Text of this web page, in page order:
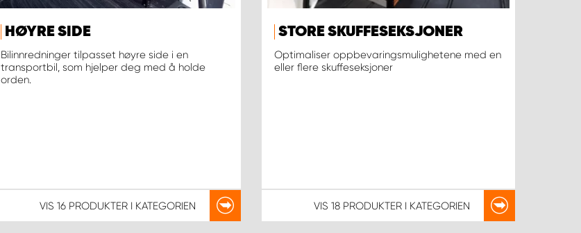
HØYRE SIDE
Bilinnredninger tilpasset høyre side i en
transportbil, som hjelper deg med å holde
orden.
VIS16 PRODUKTER I KATEGORIEN
STORE SKUFFESEKSJONER
Optimaliser oppbevaringsmulighetene med en
eller flere skuffeseksjoner
VIS 18 PRODUKTERI KATEGORIEN